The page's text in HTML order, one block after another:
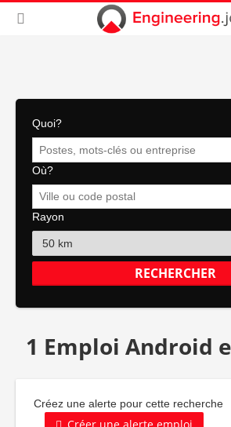
Quoi?
Où?
Rayon
1 Emploi Android
Créez une alerte pour cette recherche